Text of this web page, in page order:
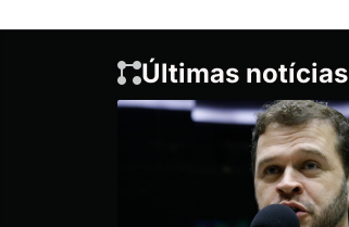
Últimas notícias